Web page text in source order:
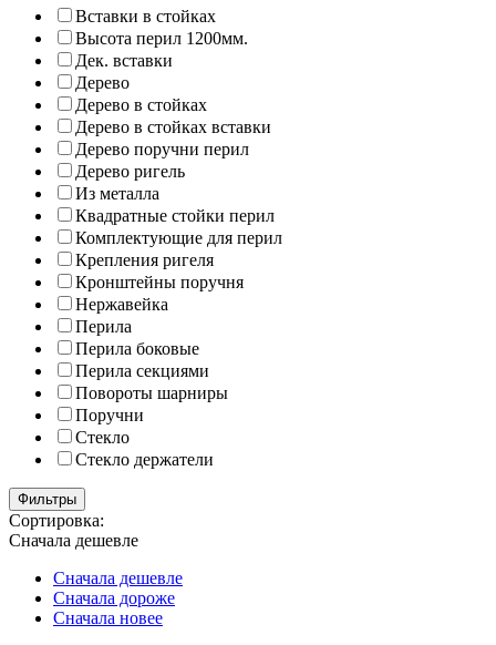
Вставки в стойках
Высота перил 1200мм.
Дек. вставки
Дерево
Дерево в стойках
Дерево в стойках вставки
Дерево поручни перил
Дерево ригель
Из металла
Квадратные стойки перил
Комплектующие для перил
Крепления ригеля
Кронштейны поручня
Нержавейка
Перила
Перила боковые
Перила секциями
Повороты шарниры
Поручни
Стекло
Стекло держатели
Фильтры
Сортировка:
Сначала дешевле
Сначала дешевле
Сначала дороже
Сначала новее